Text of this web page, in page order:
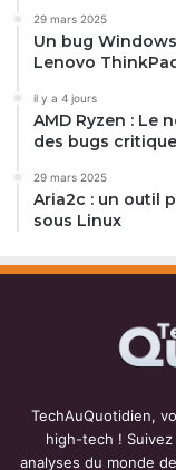
29 mars 2025
Un bug
Lenovo
il y a 4 jours
AMD Ryzen : Le
des bugs
29 mars 2025
Aria2c : un outil
sous Linux
TechAuQuotidien,
high-tech !
analyses du monde